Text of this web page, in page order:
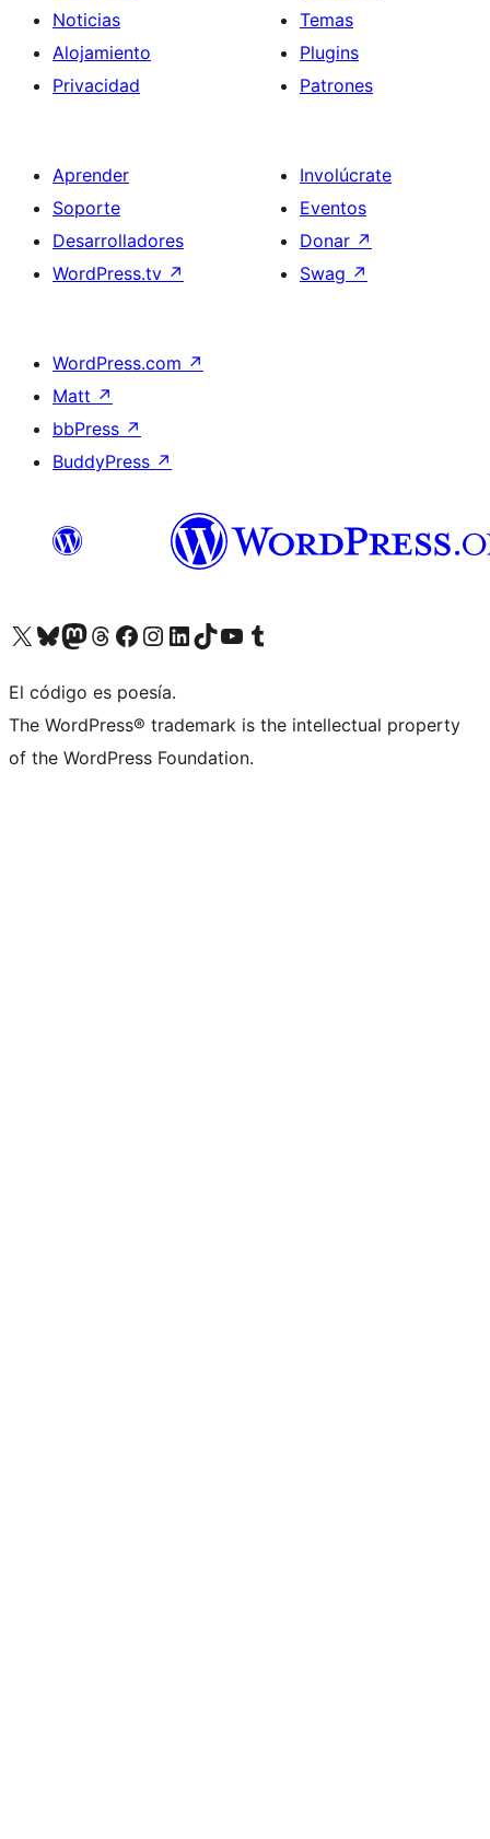
Noticias
Alojamiento
Privacidad
Temas
Plugins
Patrones
Aprender
Soporte
Desarrolladores
WordPress.tv ↗
Involúcrate
Eventos
Donar ↗
Swag ↗
WordPress.com ↗
Matt ↗
bbPress ↗
BuddyPress ↗
Visita nuestra cuenta de X (anteriormente Twitter)
Visita nuestra cuenta de Bluesky
Visita nuestra cuenta de Mastodon
Visita nuestra cuenta de Threads
Visita nuestra página de Facebook
Visita nuestra cuenta de Instagram
Visita nuestra cuenta de LinkedIn
Visita nuestra cuenta de TikTok
Visita nuestro canal de YouTube
Visita nuestra cuenta de Tumblr
El código es poesía.
The WordPress® trademark is the intellectual property
of the WordPress Foundation.